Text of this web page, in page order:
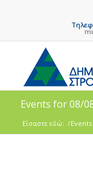
Events for 08/
Είσαστε εδώ: /Events